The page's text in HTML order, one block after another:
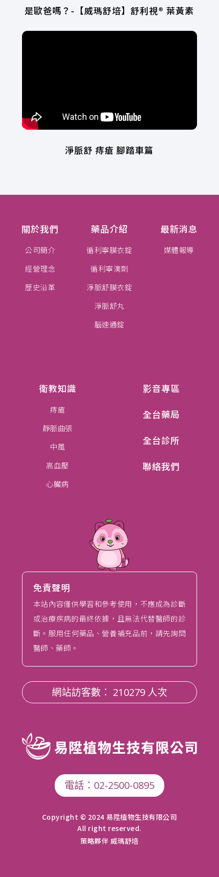
是歐爸嗎？-【威瑪舒培】舒利視® 葉黃素
淨脈舒 痔瘡 腳踏車篇
關於我們
公司簡介
經營理念
歷史沿革
藥品介紹
循利寧膜衣錠
循利寧滴劑
淨脈舒膜衣錠
淨脈舒丸
腦速通錠
最新消息
媒體報導
衛教知識
痔瘡
靜脈曲張
中風
高血壓
心臟病
影音專區
全台藥局
全台診所
聯絡我們
免責聲明
本站內容僅供學習和參考使用，不應成為診斷
或治療疾病的最終依據，且無法代替醫師的診
斷。服用任何藥品、營養補充品前，請先詢問
醫師、藥師。
網站訪客數： 210279 人次
電話：02-2500-0895
Copyright © 2024 易陞植物生技有限公司
All right reserved.
策略夥伴 威瑪舒培